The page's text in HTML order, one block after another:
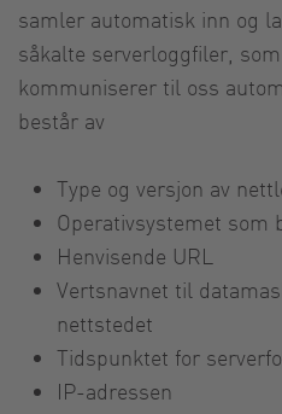
samler automatisk inn og
såkalte serverloggfiler,
kommuniserer til oss
består av
Type og versjon av
Operativsystemet som
Henvisende URL
Vertsnavnet til
nettstedet
Tidspunktet for
IP-adressen